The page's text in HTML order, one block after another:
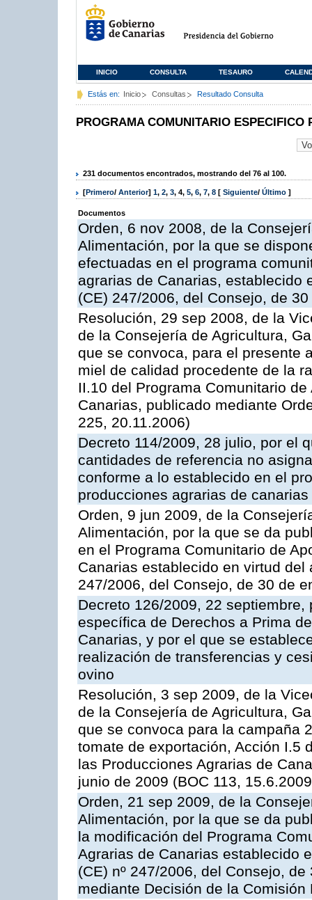
INICIO CONSULTA TESAURO
Estás en: Inicio Consultas Resultado Consulta
PROGRAMA COMUNITARIO ESPECIFICO
231 documentos encontrados, mostrando del 76 al 100.
[Primero/ Anterior] 1, 2, 3, 4, 5, 6, 7, 8 [ Siguiente/ Último ]
Documentos
Orden, 6 nov 2008, de la
Alimentación, por la que se
efectuadas en el programa
agrarias de Canarias, establecido
(CE) 247/2006, del Consejo, de
Resolución, 29 sep 2008, de la
de la Consejería de Agricultura,
que se convoca, para el presente
miel de calidad procedente de la
II.10 del Programa Comunitario
Canarias, publicado mediante
225, 20.11.2006)
Decreto 114/2009, 28 julio, por el
cantidades de referencia no
conforme a lo establecido en el
producciones agrarias de canarias
Orden, 9 jun 2009, de la
Alimentación, por la que se da
en el Programa Comunitario de
Canarias establecido en virtud
247/2006, del Consejo, de 30 de
Decreto 126/2009, 22
específica de Derechos a Prima
Canarias, y por el que se
realización de transferencias y
ovino
Resolución, 3 sep 2009, de la
de la Consejería de Agricultura,
que se convoca para la campaña
tomate de exportación, Acción I.5
las Producciones Agrarias de
junio de 2009 (BOC 113,
Orden, 21 sep 2009, de la
Alimentación, por la que se da
la modificación del Programa
Agrarias de Canarias establecido
(CE) nº 247/2006, del Consejo,
mediante Decisión de la